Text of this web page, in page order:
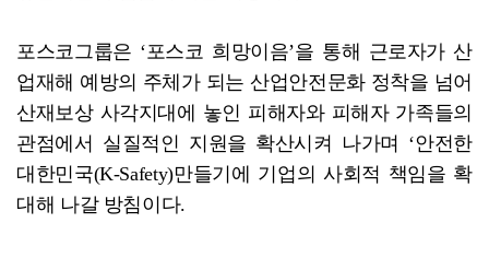
포스코그룹은 ‘포스코 희망이음’을 통해 근로자가 산
업재해 예방의 주체가 되는 산업안전문화 정착을 넘어
산재보상 사각지대에 놓인 피해자와 피해자 가족들의
관점에서 실질적인 지원을 확산시켜 나가며 ‘안전한
대한민국(K-Safety)만들기에 기업의 사회적 책임을 확
대해 나갈 방침이다.